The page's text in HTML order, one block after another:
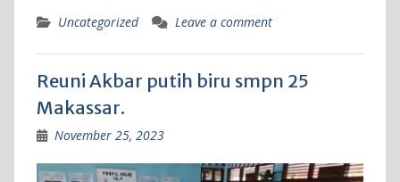
Uncategorized Leave a comment
Reuni Akbar putih biru smpn 25
Makassar.
November 25, 2023